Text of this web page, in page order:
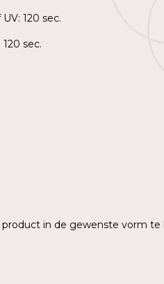
120 sec.
sec.
in de gewenste vorm